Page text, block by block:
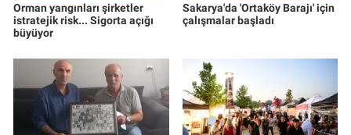
Orman yangınları şirketler
istratejik risk... Sigorta açığı
büyüyor
Sakarya'da 'Ortaköy Barajı' için
çalışmalar başladı